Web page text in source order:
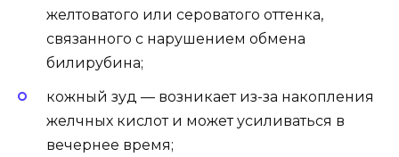
желтоватого или сероватого оттенка,
связанного с нарушением обмена
билирубина;
кожный зуд — возникает из-за накопления
желчных кислот и может усиливаться в
вечернее время;